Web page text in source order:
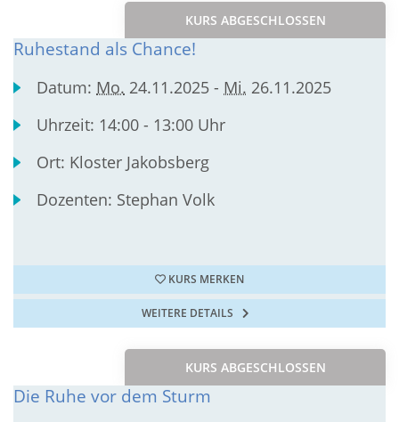
KURS ABGESCHLOSSEN
Ruhestand als Chance!
Datum: Mo. 24.11.2025 - Mi. 26.11.2025
Uhrzeit: 14:00 - 13:00 Uhr
Ort: Kloster Jakobsberg
Dozenten: Stephan Volk
KURS MERKEN
WEITERE DETAILS
KURS ABGESCHLOSSEN
Die Ruhe vor dem Sturm